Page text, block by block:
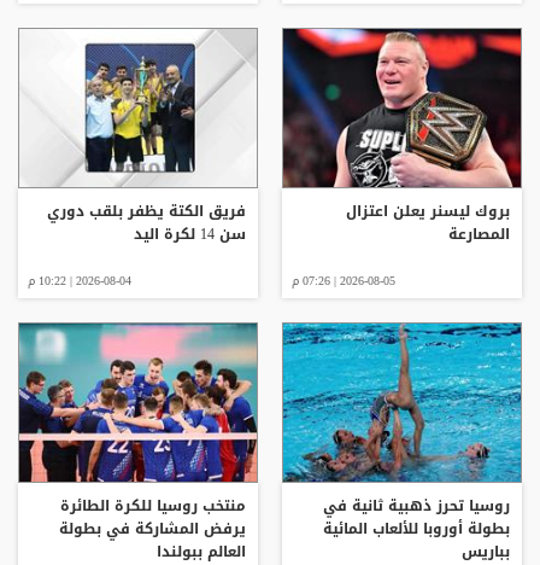
بروك ليسنر يعلن اعتزال
المصارعة
2026-08-05 | 07:26 م
فريق الكتة يظفر بلقب دوري
سن 14 لكرة اليد
2026-08-04 | 10:22 م
روسيا تحرز ذهبية ثانية في
بطولة أوروبا للألعاب المائية
بباريس
منتخب روسيا للكرة الطائرة
يرفض المشاركة في بطولة
العالم ببولندا